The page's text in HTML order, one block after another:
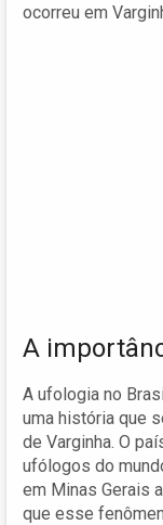
ocorreu em
A
A ufologia no
uma história que
de Varginha. O
ufólogos do
em Minas Gerais
que esse